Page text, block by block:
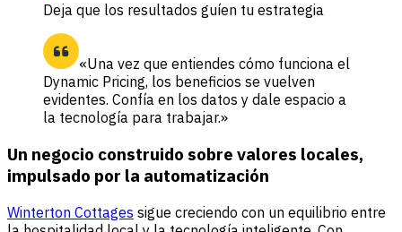
Deja que los resultados guíen tu estrategia
«Una vez que entiendes cómo funciona el
Dynamic Pricing, los beneficios se vuelven
evidentes. Confía en los datos y dale espacio a
la tecnología para trabajar.»
Un negocio construido sobre valores locales,
impulsado por la automatización
Winterton Cottages sigue creciendo con un equilibrio entre